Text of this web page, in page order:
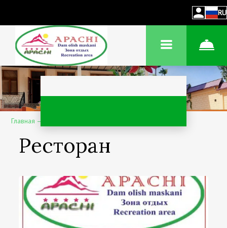
RU
Главная –
Ресторан